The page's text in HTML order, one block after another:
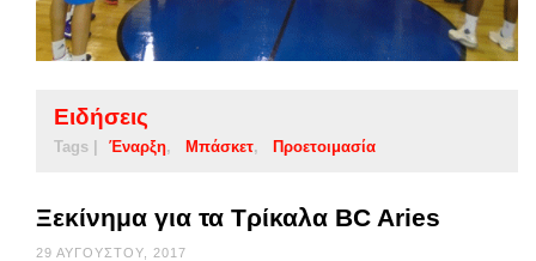
Ειδήσεις
Tags | Έναρξη Μπάσκετ Προετοιμασία
Ξεκίνημα για τα Τρίκαλα BC Aries
29 ΑΥΓΟΎΣΤΟΥ, 2017